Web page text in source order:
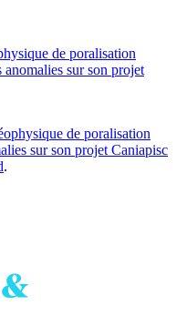
de poralisation
sur son projet
de poralisation
sur son projet Caniapisc
.